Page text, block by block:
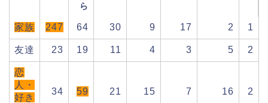
ら
家族 247 64 30 9 17 2 1
友達 23 19 11 4 3 5 2
恋
人・
好き
34 59 21 15 7 16 2